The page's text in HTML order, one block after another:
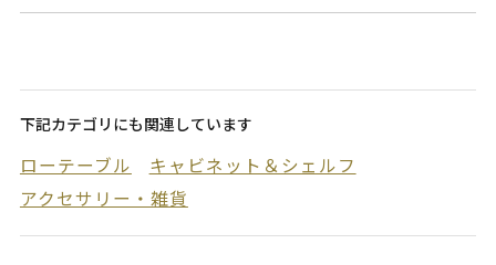
下記カテゴリにも関連しています
ローテーブル
キャビネット＆シェルフ
アクセサリー・雑貨